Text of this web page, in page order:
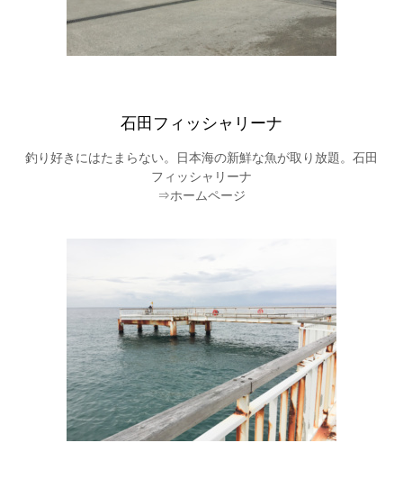
石田フィッシャリーナ
釣り好きにはたまらない。日本海の新鮮な魚が取り放題。石田
フィッシャリーナ
⇒ホームページ